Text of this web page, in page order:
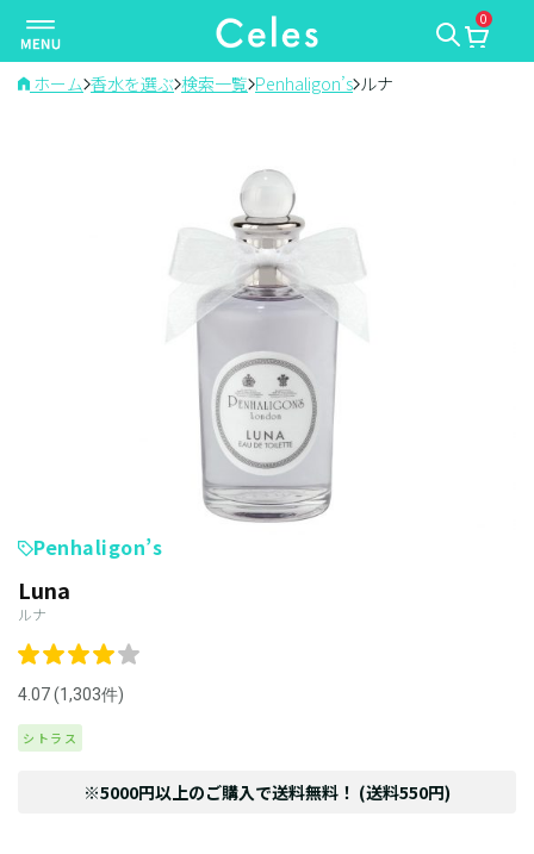
ナ
ビ
ゲ
0
ホーム 香水を選ぶ 検索一覧 Penhaligon’s ルナ
Penhaligon’s
Luna
ルナ
4.07 (1,303件)
シトラス
※5000円以上のご購入で送料無料！ (送料550円)